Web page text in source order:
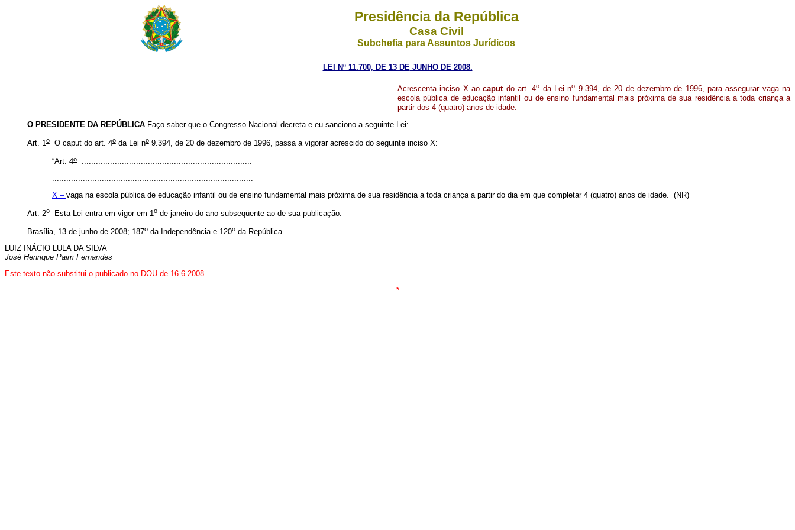
Presidência da República
Casa Civil
Subchefia para Assuntos Jurídicos
LEI Nº 11.700, DE 13 DEJUNHO DE 2008.
Acrescenta inciso X aocaput do art. 4oda Lei no9.394, de 20 de dezembro de 1996, para assegurar vaga na
escola pública de educação infantil ou de ensino fundamental mais próxima de sua residência a toda criança a
partir dos 4 (quatro) anos de idade.
O PRESIDENTE DA REPÚBLICA Faço saber que o Congresso Nacional decreta e eu sanciono a seguinte Lei:
Art. 1oO caput do art. 4oda Lei no9.394, de 20 de dezembro de 1996, passa a vigorar acrescido do seguinte inciso X:
“Art. 4o
........................................................................
X – vaga na escola pública de educação infantil ou de ensino fundamental mais próxima de sua residência a toda criança a partir do dia em que completar 4 (quatro) anos de idade.” (NR)
Art. 2oEsta Lei entra em vigor em 1ode janeiro do ano subseqüente ao de sua publicação.
Brasília, 13 de junho de 2008; 187oda Independência e 120oda República.
LUIZ INÁCIO LULA DA SILVA
José Henrique Paim Fernandes
Este texto não substitui o publicado no DOU de 16.6.2008
*